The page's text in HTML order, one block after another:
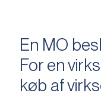
En MO
For en
køb af